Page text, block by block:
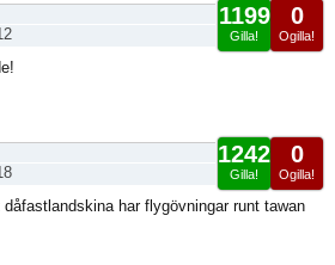
0
Ogilla!
1199
Gilla!
0
Ogilla!
1242
Gilla!
har flygövningar runt tawan